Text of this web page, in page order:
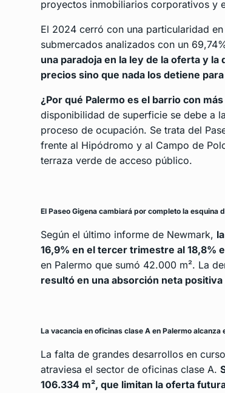
proyectos inmobiliarios corporativos y
El 2024 cerró con una particularidad
submercados analizados con un
una paradoja en la ley de la oferta y la
precios sino que nada los detiene
¿Por qué Palermo es el barrio con
disponibilidad de superficie se debe a
proceso de ocupación. Se trata del
frente al Hipódromo y al Campo de
terraza verde de acceso público.
El Paseo Gigena cambiará por completo la esquina
Según el último informe de Newmark,
16,9% en el tercer trimestre al 18,8%
en Palermo que sumó 42.000 m². La
resultó en una absorción neta positiva
La vacancia en oficinas clase A en Palermo
La falta de grandes desarrollos en
atraviesa el sector de oficinas clase A.
106.334 m², que limitan la oferta